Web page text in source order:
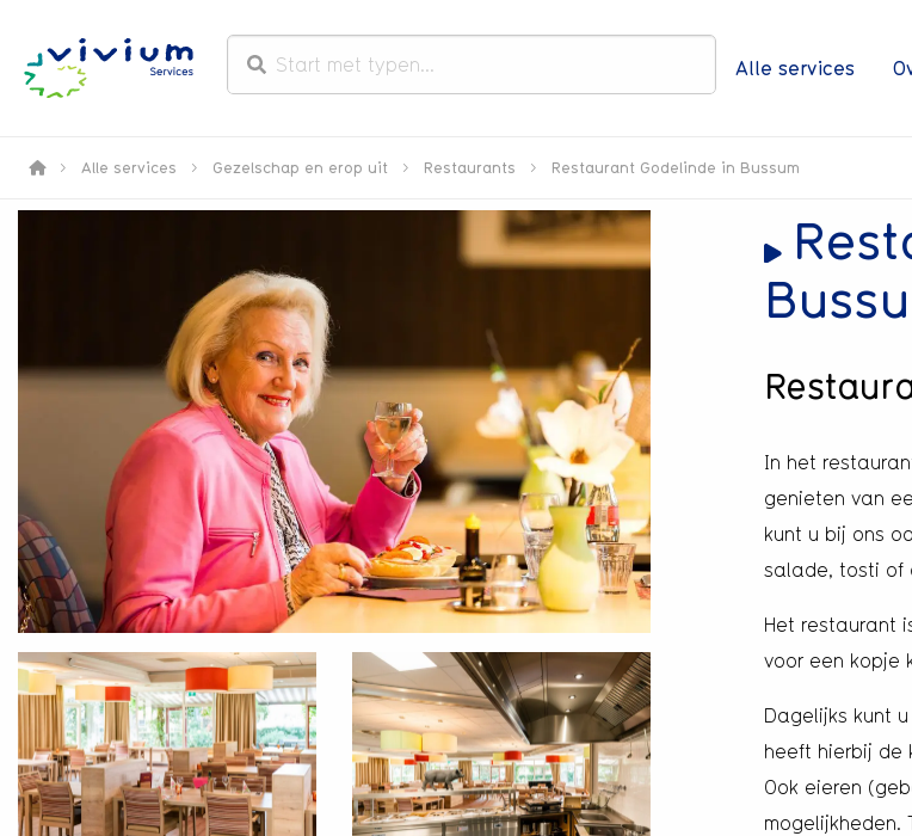
Zoeken
Alle services
> Alle services > Gezelschap en erop uit > Restaurants > Restaurant Godelinde in Bussum
In het
genieten van
kunt u bij ons
salade, tosti of
Het restaurant
voor een kopje
Dagelijks kunt
heeft hierbij de
Ook eieren
mogelijkheden.